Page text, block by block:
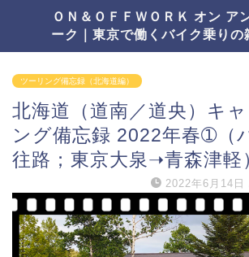
ＯＮ＆ＯＦＦＷＯＲＫ オン ア
ーク｜東京で働くバイク乗りの
ツーリング備忘録（北海道編）
北海道（道南／道央）キ
ング備忘録 2022年春➀（
往路；東京大泉➝青森津軽
2022年6月14日